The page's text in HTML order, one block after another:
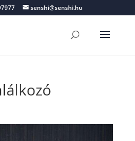
senshi@senshi.hu